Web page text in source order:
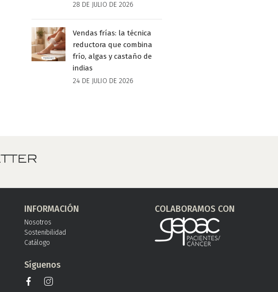
28 DE JULIO DE 2026
Vendas frías: la técnica
reductora que combina
frío, algas y castaño de
indias
24 DE JULIO DE 2026
INFORMACIÓN
Nosotros
Sostenibilidad
Catálogo
Síguenos
COLABORAMOS CON